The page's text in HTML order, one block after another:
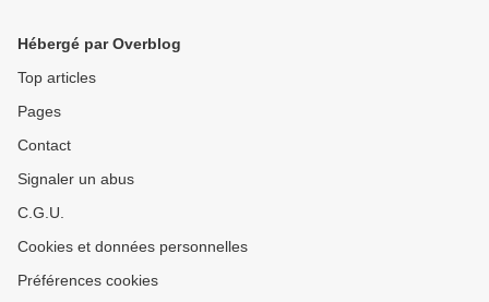
Hébergé par Overblog
Top articles
Pages
Contact
Signaler un abus
C.G.U.
Cookies et données personnelles
Préférences cookies